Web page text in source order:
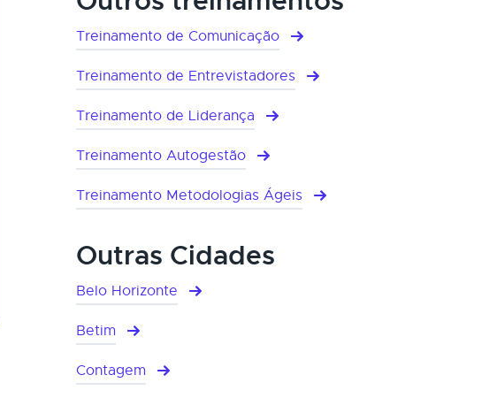
Treinamento de Comunicação
Treinamento de Entrevistadores
Treinamento de Liderança
Treinamento Autogestão
Treinamento Metodologias Ágeis
Outras Cidades
Belo Horizonte
Betim
Contagem